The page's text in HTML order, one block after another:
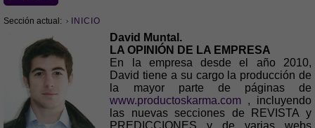
Sección actual: INICIO
David Muntal.
LA OPINIÓN DE LA EMPRESA
En la empresa desde el año 2010,
David tiene a su cargo la producción de
la mayor parte de páginas de
www.productoskarma.com , incluyendo
las nuevas secciones de REVISTA y
PREDICCIONES y de varias webs